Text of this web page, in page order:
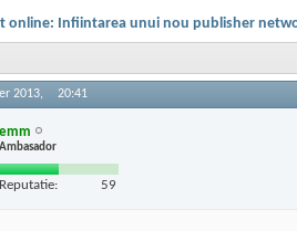
online: Infiintarea unui nou publisher
2013, 20:41
emm
Ambasador
Reputatie: 59